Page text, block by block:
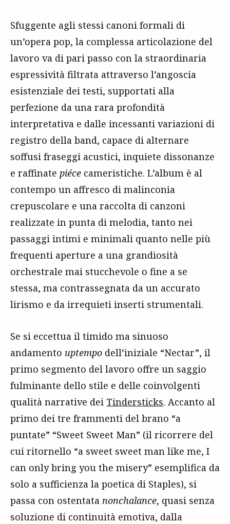
Sfuggente agli stessi canoni formali di
un’opera pop, la complessa articolazione del
lavoro va di pari passo con la straordinaria
espressività filtrata attraverso l’angoscia
esistenziale dei testi, supportati alla
perfezione da una rara profondità
interpretativa e dalle incessanti variazioni di
registro della band, capace di alternare
soffusi fraseggi acustici, inquiete dissonanze
e raffinate piéce cameristiche. L’album è al
contempo un affresco di malinconia
crepuscolare e una raccolta di canzoni
realizzate in punta di melodia, tanto nei
passaggi intimi e minimali quanto nelle più
frequenti aperture a una grandiosità
orchestrale mai stucchevole o fine a se
stessa, ma contrassegnata da un accurato
lirismo e da irrequieti inserti strumentali.
Se si eccettua il timido ma sinuoso
andamento uptempo dell’iniziale “Nectar”, il
primo segmento del lavoro offre un saggio
fulminante dello stile e delle coinvolgenti
qualità narrative dei Tindersticks. Accanto al
primo dei tre frammenti del brano “a
puntate” “Sweet Sweet Man” (il ricorrere del
cui ritornello “a sweet sweet man like me, I
can only bring you the misery” esemplifica da
solo a sufficienza la poetica di Staples), si
passa con ostentata nonchalance, quasi senza
soluzione di continuità emotiva, dalla